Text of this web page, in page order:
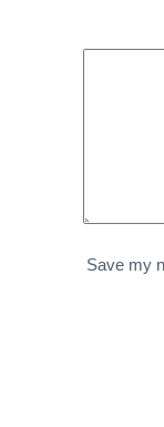
Save my